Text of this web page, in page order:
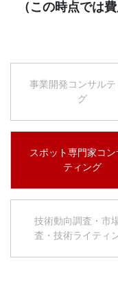
（この時点では
事業開発コンサルテ
グ
スポット専門家コン
ティング
技術動向調査・市
査・技術ライティ